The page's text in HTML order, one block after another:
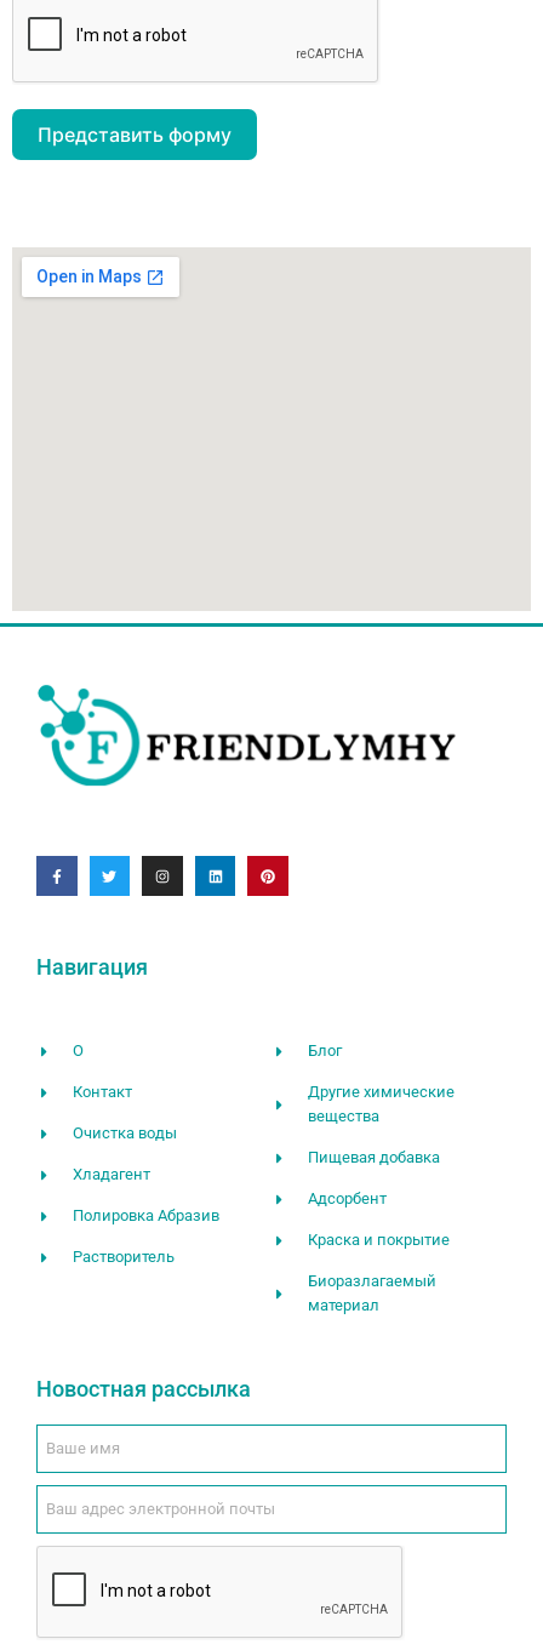
Представить форму
Навигация
О
Контакт
Очистка воды
Хладагент
Полировка Абразив
Растворитель
Блог
Другие химические
вещества
Пищевая добавка
Адсорбент
Краска и покрытие
Биоразлагаемый
материал
Новостная рассылка